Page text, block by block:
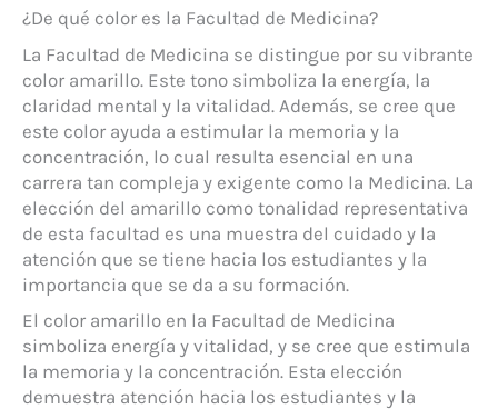
¿De qué color es la Facultad de Medicina?
La Facultad de Medicina se distingue por su vibrante
color amarillo. Este tono simboliza la energía, la
claridad mental y la vitalidad. Además, se cree que
este color ayuda a estimular la memoria y la
concentración, lo cual resulta esencial en una
carrera tan compleja y exigente como la Medicina. La
elección del amarillo como tonalidad representativa
de esta facultad es una muestra del cuidado y la
atención que se tiene hacia los estudiantes y la
importancia que se da a su formación.
El color amarillo en la Facultad de Medicina
simboliza energía y vitalidad, y se cree que estimula
la memoria y la concentración. Esta elección
demuestra atención hacia los estudiantes y la